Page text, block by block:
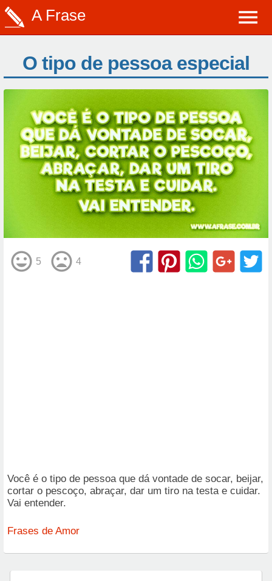
A Frase
O tipo de pessoa especial
5 4
Você é o tipo de pessoa que dá vontade de socar, beijar,
cortar o pescoço, abraçar, dar um tiro na testa e cuidar.
Vai entender.
Frases de Amor